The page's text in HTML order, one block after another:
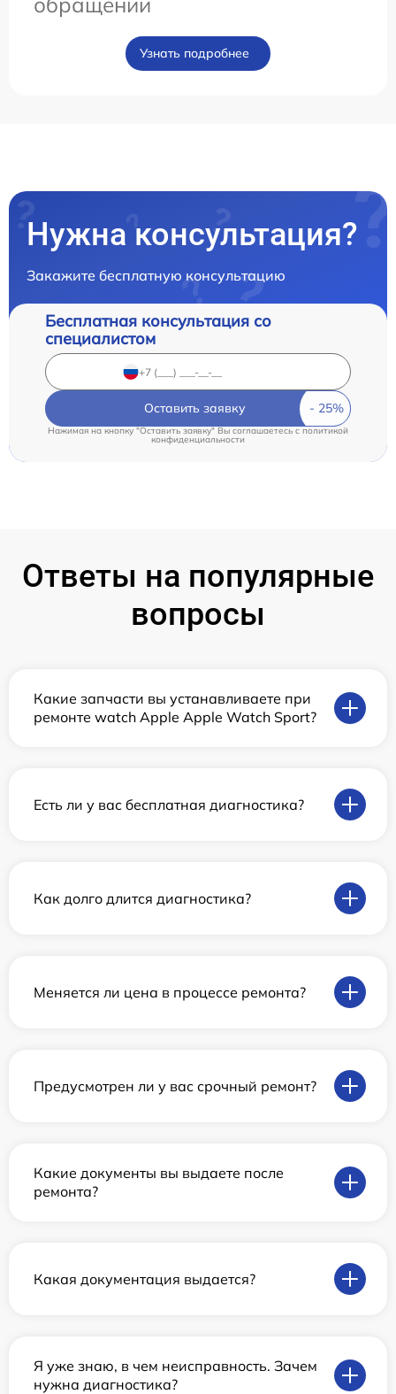
Узнать подробнее
Нужна консультация?
Закажите бесплатную консультацию
Бесплатная консультация со
специалистом
Оставить заявку
Нажимая на кнопку "Оставить заявку" Вы соглашаетесь cполитикой
конфиденциальности
Ответы на популярные
вопросы
Какие запчасти вы устанавливаете при
ремонте watch Apple Apple Watch Sport?
Есть ли у вас бесплатная диагностика?
Как долго длится диагностика?
Меняется ли цена в процессе ремонта?
Предусмотрен ли у вас срочный ремонт?
Какие документы вы выдаете после
ремонта?
Какая документация выдается?
Я уже знаю, в чем неисправность. Зачем
нужна диагностика?